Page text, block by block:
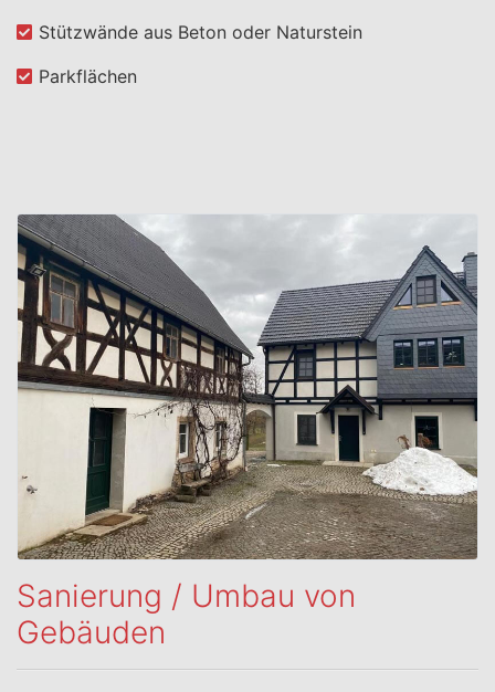
Stützwände aus Beton oder Naturstein
Parkflächen
Sanierung / Umbau von
Gebäuden